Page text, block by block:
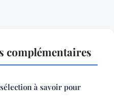
complémentaires
à savoir pour